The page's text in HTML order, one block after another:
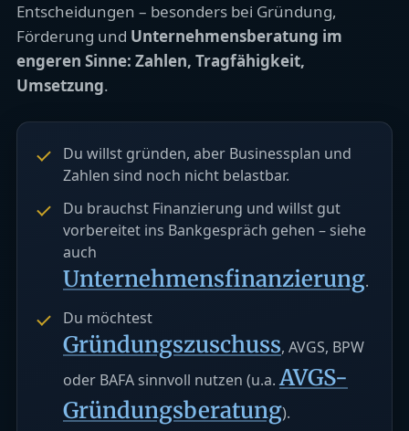
Entscheidungen – besonders bei Gründung,
Förderung und Unternehmensberatung im
engeren Sinne: Zahlen, Tragfähigkeit,
Umsetzung.
Du willst gründen, aber Businessplan und
Zahlen sind noch nicht belastbar.
Du brauchst Finanzierung und willst gut
vorbereitet ins Bankgespräch gehen – siehe
auch
Unternehmensfinanzierung.
Du möchtest
Gründungszuschuss, AVGS, BPW
oder BAFA sinnvoll nutzen (u.a.AVGS-
Gründungsberatung).